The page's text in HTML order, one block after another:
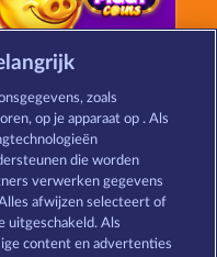
Piggy Coins
Wilds
zoals
op je apparaat op . Als
die worden
verwerken gegevens
afwijzen selecteert of
uitgeschakeld. Als
content en advertenties